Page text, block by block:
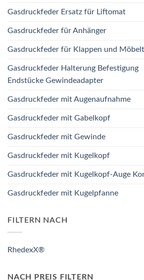
Gasdruckfeder Ersatz für Liftomat
Gasdruckfeder für Anhänger
Gasdruckfeder für Klappen und
Gasdruckfeder Halterung Befestigung
Endstücke Gewindeadapter
Gasdruckfeder mit Augenaufnahme
Gasdruckfeder mit Gabelkopf
Gasdruckfeder mit Gewinde
Gasdruckfeder mit Kugelkopf
Gasdruckfeder mit Kugelkopf-Auge
Gasdruckfeder mit Kugelpfanne
FILTERN NACH
RhedexX®
NACH PREIS FILTERN